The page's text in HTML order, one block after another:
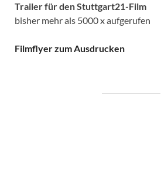
Trailer für den Stuttgart21-Film
bisher mehr als 5000 x aufgerufen
Filmflyer zum Ausdrucken